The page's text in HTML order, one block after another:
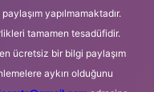
yapılmamaktadır.
tamamen tesadüfidir.
ücretsiz bir bilgi paylaşım
aykırı olduğunu